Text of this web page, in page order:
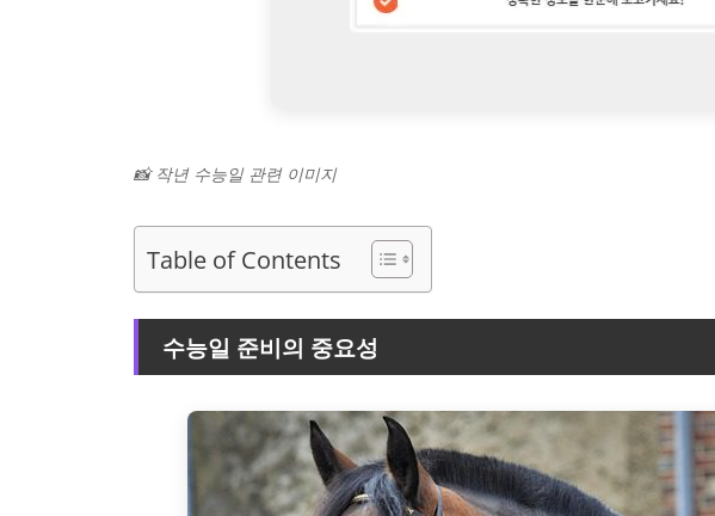
📸 작년 수능일 관련 이미지
Table of Contents
수능일 준비의 중요성